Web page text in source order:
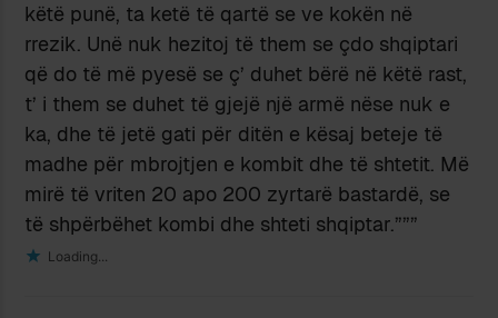
këtë punë, ta ketë të qartë se ve kokën në
rrezik. Unë nuk hezitoj të them se çdo shqiptari
që do të më pyesë se ç’ duhet bërë në këtë rast,
t’ i them se duhet të gjejë një armë nëse nuk e
ka, dhe të jetë gati për ditën e kësaj beteje të
madhe për mbrojtjen e kombit dhe të shtetit. Më
mirë të vriten 20 apo 200 zyrtarë bastardë, se
të shpërbëhet kombi dhe shteti shqiptar.”””
Loading...